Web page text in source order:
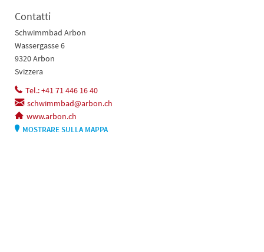
Contatti
Schwimmbad Arbon
Wassergasse 6
9320 Arbon
Svizzera
Tel.: +41 71 446 16 40
schwimmbad@arbon.ch
www.arbon.ch
MOSTRARE SULLA MAPPA